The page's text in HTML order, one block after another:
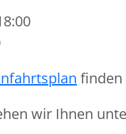
finden
wir Ihnen